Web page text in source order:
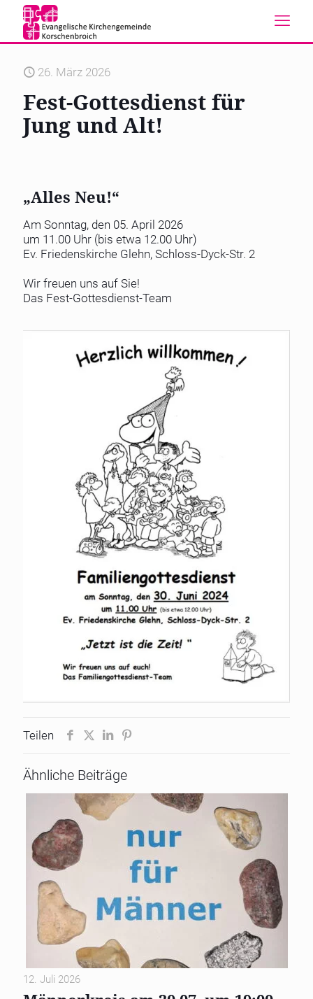
26. März 2026
Fest-Gottesdienst für
Jung und Alt!
„Alles Neu!“
Am Sonntag, den 05. April 2026
um 11.00 Uhr (bis etwa 12.00 Uhr)
Ev. Friedenskirche Glehn, Schloss-Dyck-Str. 2
Wir freuen uns auf Sie!
Das Fest-Gottesdienst-Team
Teilen
Ähnliche Beiträge
12. Juli 2026